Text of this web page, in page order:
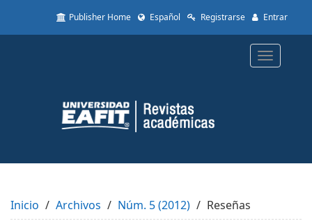
to
Content
Sidebar
Publisher Home Español Registrarse Entrar
Toggle
Inicio Archivos Núm. 5 (2012) Reseñas